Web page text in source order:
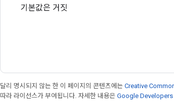
기본값은 거짓
달리 명시되지 않는 한 이 페이지의 콘텐츠에는 Creative
따라 라이선스가 부여됩니다. 자세한 내용은 Google Developers